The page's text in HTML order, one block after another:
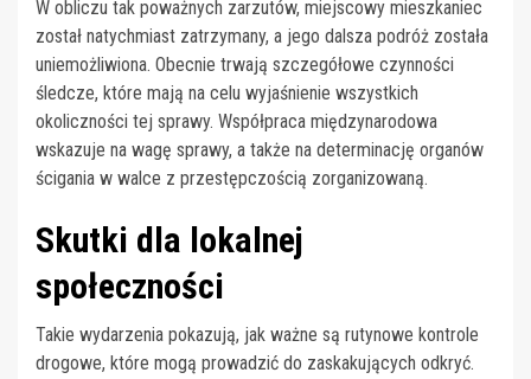
W obliczu tak poważnych zarzutów, miejscowy mieszkaniec
został natychmiast zatrzymany, a jego dalsza podróż została
uniemożliwiona. Obecnie trwają szczegółowe czynności
śledcze, które mają na celu wyjaśnienie wszystkich
okoliczności tej sprawy. Współpraca międzynarodowa
wskazuje na wagę sprawy, a także na determinację organów
ścigania w walce z przestępczością zorganizowaną.
Skutki dla lokalnej
społeczności
Takie wydarzenia pokazują, jak ważne są rutynowe kontrole
drogowe, które mogą prowadzić do zaskakujących odkryć.